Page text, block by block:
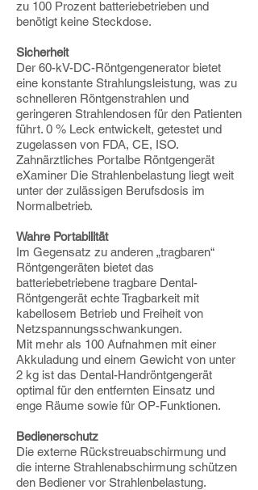
zu 100 Prozent batteriebetrieben und
benötigt keine Steckdose.
Sicherheit
Der 60-kV-DC-Röntgengenerator bietet
eine konstante Strahlungsleistung, was zu
schnelleren Röntgenstrahlen und
geringeren Strahlendosen für den Patienten
führt. 0 % Leck entwickelt, getestet und
zugelassen von FDA, CE, ISO.
Zahnärztliches Portalbe Röntgengerät
eXaminer Die Strahlenbelastung liegt weit
unter der zulässigen Berufsdosis im
Normalbetrieb.
Wahre Portabilität
Im Gegensatz zu anderen „tragbaren“
Röntgengeräten bietet das
batteriebetriebene tragbare Dental-
Röntgengerät echte Tragbarkeit mit
kabellosem Betrieb und Freiheit von
Netzspannungsschwankungen.
Mit mehr als 100 Aufnahmen mit einer
Akkuladung und einem Gewicht von unter
2 kg ist das Dental-Handröntgengerät
optimal für den entfernten Einsatz und
enge Räume sowie für OP-Funktionen.
Bedienerschutz
Die externe Rückstreuabschirmung und
die interne Strahlenabschirmung schützen
den Bediener vor Strahlenbelastung.